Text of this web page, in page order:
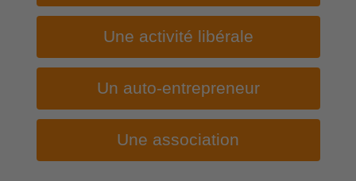
Une activité libérale
Un auto-entrepreneur
Une association